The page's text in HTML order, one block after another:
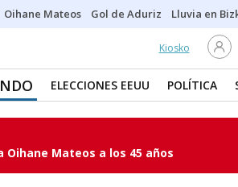
Oihane Mateos Gol de Aduriz Lluvia en
Kiosko
ELECCIONES EEUU POLÍTICA
Mateos a los 45 años